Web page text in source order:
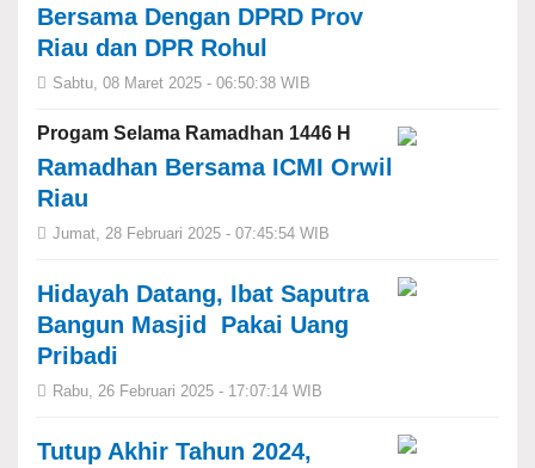
Bersama Dengan DPRD Prov
Riau dan DPR Rohul
Sabtu, 08 Maret 2025 - 06:50:38 WIB
Progam Selama Ramadhan 1446 H
Ramadhan Bersama ICMI Orwil
Riau
Jumat, 28 Februari 2025 - 07:45:54 WIB
Hidayah Datang, Ibat Saputra
Bangun Masjid Pakai Uang
Pribadi
Rabu, 26 Februari 2025 - 17:07:14 WIB
Tutup Akhir Tahun 2024,